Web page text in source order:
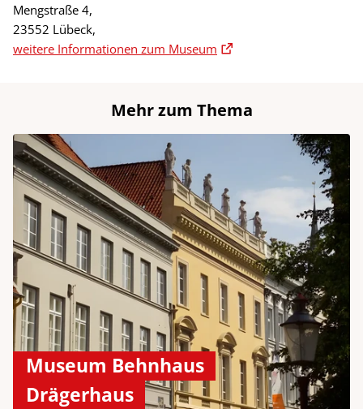
Mengstraße 4,
23552 Lübeck,
weitere Informationen zum Museum
Mehr zum Thema
Museum Behnhaus
Drägerhaus